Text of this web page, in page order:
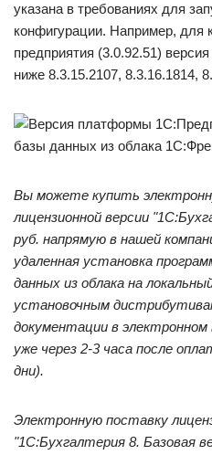
указана в требованиях для
конфигурации. Например, для
предприятия (3.0.92.51)
ниже 8.3.15.2107, 8.3.16.1814,
Вы можете купить
лицензионной версии
руб. напрямую в нашей
удаленная установка
данных из облака на
установочным
документации в
уже через 2-3 часа после
дни).
Электронную поставку
"1С:Бухгалтерия 8. Базовая